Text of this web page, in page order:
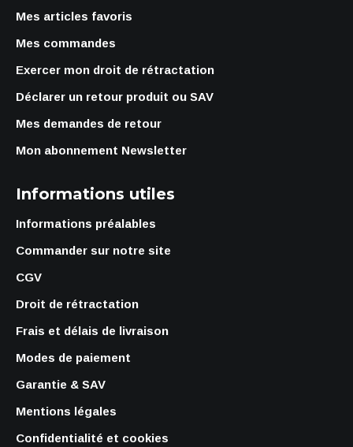
Mes articles favoris
Mes commandes
Exercer mon droit de rétractation
Déclarer un retour produit ou SAV
Mes demandes de retour
Mon abonnement Newsletter
Informations utiles
Informations préalables
Commander sur notre site
CGV
Droit de rétractation
Frais et délais de livraison
Modes de paiement
Garantie & SAV
Mentions légales
Confidentialité et cookies